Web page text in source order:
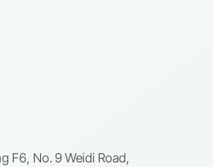
F6, No. 9 Weidi Road,